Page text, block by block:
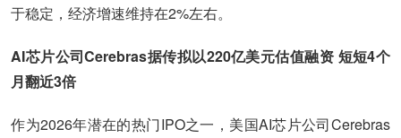
于稳定，经济增速维持在2%左右。
AI芯片公司Cerebras据传拟以220亿美元估值融资 短短4个
月翻近3倍
作为2026年潜在的热门IPO之一，美国AI芯片公司Cerebras